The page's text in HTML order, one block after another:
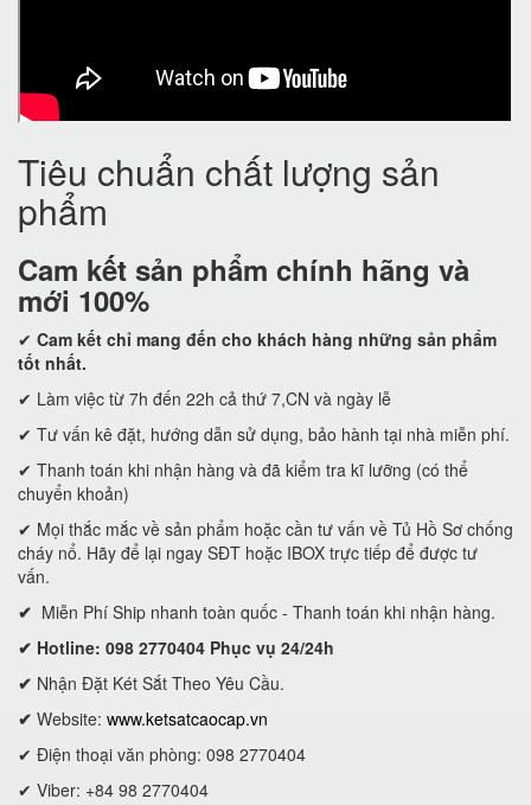
Tiêu chuẩn chất lượng sản
phẩm
Cam kết sản phẩm chính hãng và
mới 100%
✔ Cam kết chỉ mang đến cho khách hàng những sản phẩm
tốt nhất.
✔ Làm việc từ 7h đến 22h cả thứ 7,CN và ngày lễ
✔ Tư vấn kê đặt, hướng dẫn sử dụng, bảo hành tại nhà miễn phí.
✔ Thanh toán khi nhận hàng và đã kiểm tra kĩ lưỡng (có thể
chuyển khoản)
✔ Mọi thắc mắc về sản phẩm hoặc cần tư vấn về Tủ Hồ Sơ chống
cháy nổ. Hãy để lại ngay SĐT hoặc IBOX trực tiếp để được tư
vấn.
✔ Miễn Phí Ship nhanh toàn quốc - Thanh toán khi nhận hàng.
✔ Hotline: 098 2770404 Phục vụ 24/24h
✔ Nhận Đặt Két Sắt Theo Yêu Cầu.
✔ Website: www.ketsatcaocap.vn
✔ Điện thoại văn phòng: 098 2770404
✔ Viber: +84 98 2770404